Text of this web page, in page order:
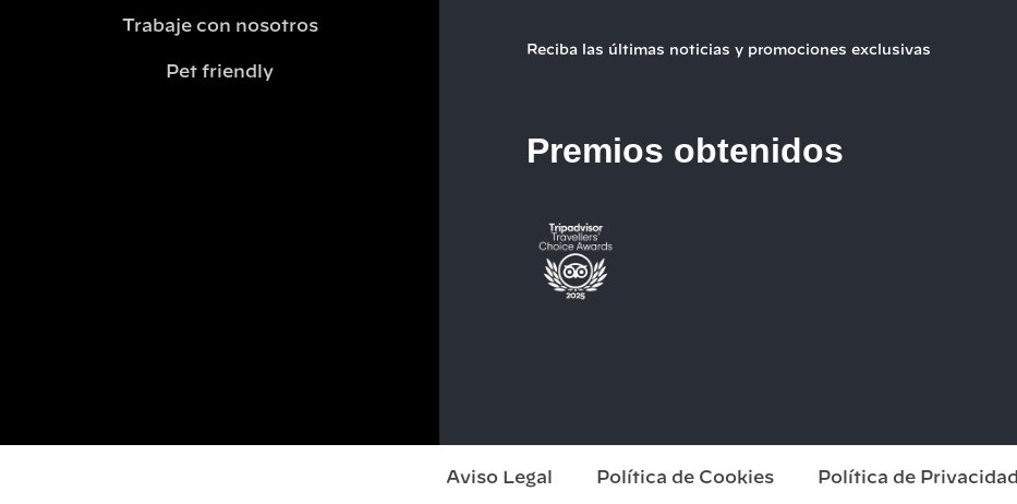
Trabaje con nosotros
Pet friendly
Reciba las últimas noticias y promociones exclusivas
Premios obtenidos
Aviso Legal Política de Cookies Política de Privacidad